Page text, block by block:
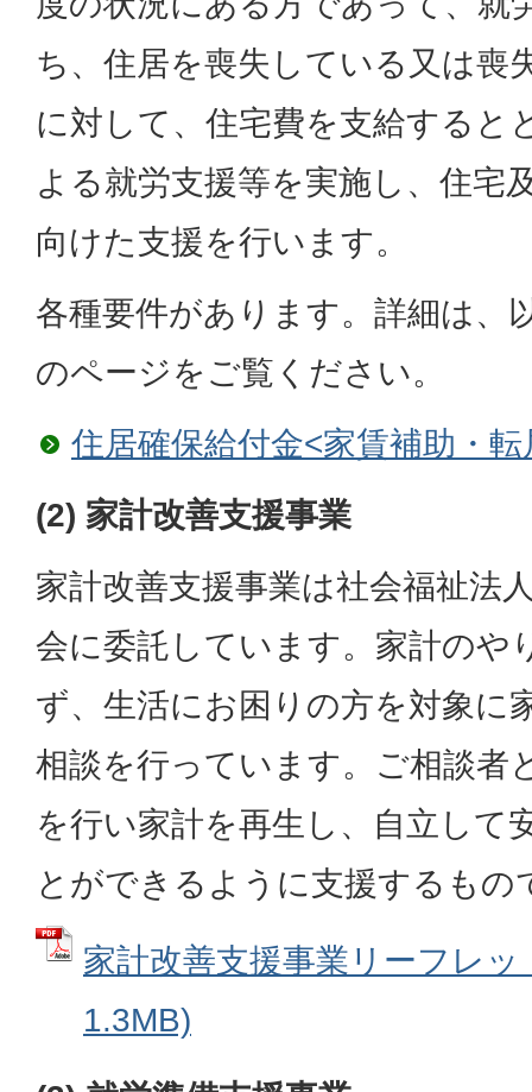
ち、住居を喪失している又は喪
に対して、住宅費を支給すると
よる就労支援等を実施し、住宅
向けた支援を行います。
各種要件があります。詳細は、
のページをご覧ください。
住居確保給付金<家賃補助・
(2) 家計改善支援事業
家計改善支援事業は社会福祉法
会に委託しています。家計のや
ず、生活にお困りの方を対象に
相談を行っています。ご相談者
を行い家計を再生し、自立して
とができるように支援するもの
家計改善支援事業リーフレ
1.3MB)